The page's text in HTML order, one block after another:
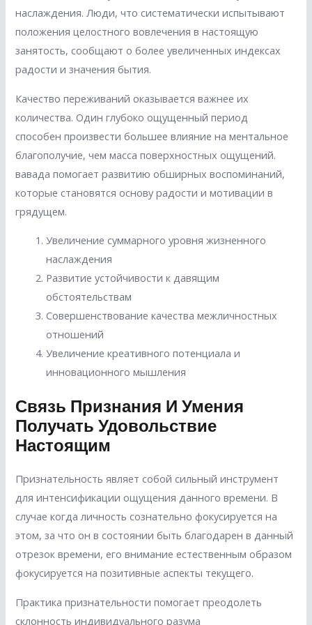
наслаждения. Люди, что систематически испытывают
положения целостного вовлечения в настоящую
занятость, сообщают о более увеличенных индексах
радости и значения бытия.
Качество переживаний оказывается важнее их
количества. Один глубоко ощущенный период
способен произвести большее влияние на ментальное
благополучие, чем масса поверхностных ощущений.
вавада помогает развитию обширных воспоминаний,
которые становятся основу радости и мотивации в
грядущем.
Увеличение суммарного уровня жизненного
наслаждения
Развитие устойчивости к давящим
обстоятельствам
Совершенствование качества межличностных
отношений
Увеличение креативного потенциала и
инновационного мышления
Связь Признания И Умения
Получать Удовольствие
Настоящим
Признательность являет собой сильный инструмент
для интенсификации ощущения данного времени. В
случае когда личность сознательно фокусируется на
этом, за что он в состоянии быть благодарен в данный
отрезок времени, его внимание естественным образом
фокусируется на позитивные аспекты текущего.
Практика признательности помогает преодолеть
склонность индивидуального разума